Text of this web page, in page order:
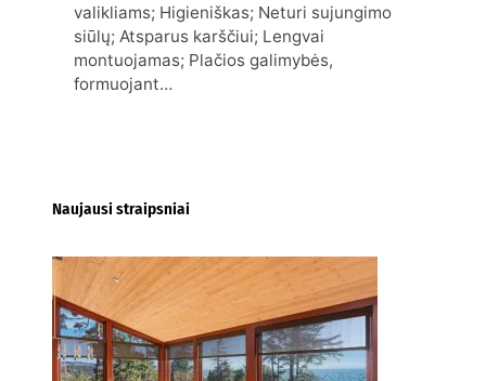
valikliams; Higieniškas; Neturi sujungimo
siūlų; Atsparus karščiui; Lengvai
montuojamas; Plačios galimybės,
formuojant…
Naujausi straipsniai
Kur nusipirkti medines
žaliuzes Klaipėdoje?
2026-08-01